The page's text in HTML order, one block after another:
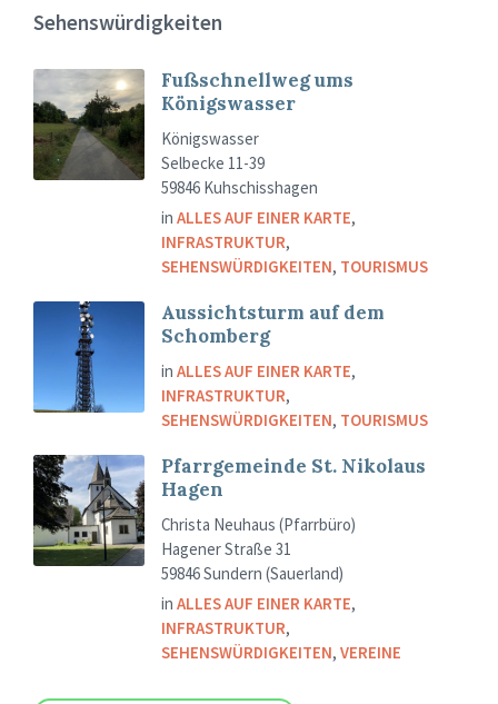
Sehenswürdigkeiten
Fußschnellweg ums
Königswasser
Königswasser
Selbecke 11-39
59846 Kuhschisshagen
in ALLES AUF EINER KARTE,
INFRASTRUKTUR,
SEHENSWÜRDIGKEITEN, TOURISMUS
Aussichtsturm auf dem
Schomberg
in ALLES AUF EINER KARTE,
INFRASTRUKTUR,
SEHENSWÜRDIGKEITEN, TOURISMUS
Pfarrgemeinde St. Nikolaus
Hagen
Christa Neuhaus (Pfarrbüro)
Hagener Straße 31
59846 Sundern (Sauerland)
in ALLES AUF EINER KARTE,
INFRASTRUKTUR,
SEHENSWÜRDIGKEITEN, VEREINE